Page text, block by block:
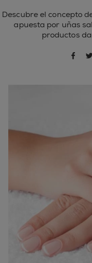
Descubre el concepto
apuesta por uñas
productos